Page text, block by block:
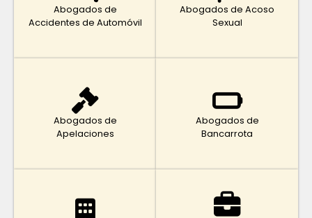
Abogados de
Accidentes de Automóvil
Abogados de Acoso
Sexual
Abogados de
Apelaciones
Abogados de
Bancarrota